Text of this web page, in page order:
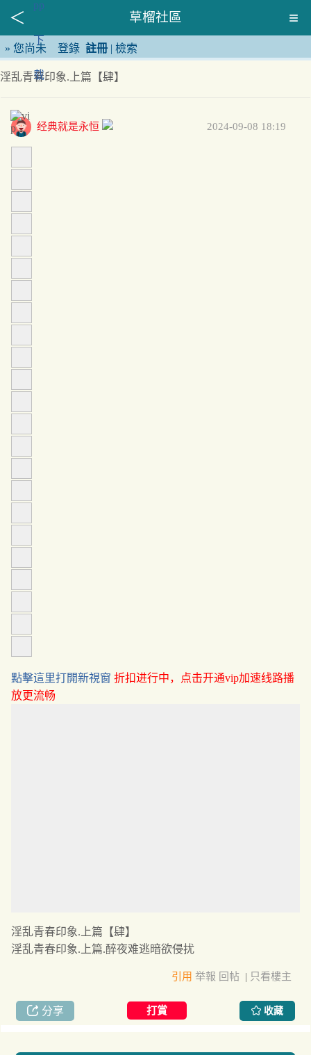
草榴社區
» 您尚未 登錄 註冊 | 檢索
淫乱青春印象.上篇【肆】
经典就是永恒 2024-09-08 18:19
點擊這里打開新視窗 折扣进行中，点击开通vip加速线路播
放更流畅
淫乱青春印象.上篇【肆】
淫乱青春印象.上篇.醉夜难逃暗欲侵扰
引用 举報 回帖 | 只看樓主
分享 打賞 收藏